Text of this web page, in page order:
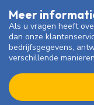
Meer
Als u vragen heeft
dan onze
bedrijfsgegevens,
verschillende